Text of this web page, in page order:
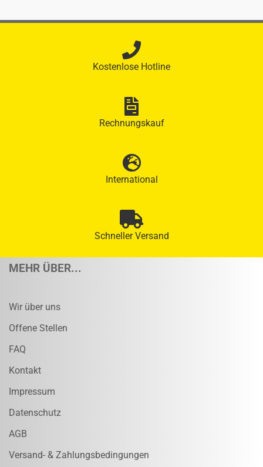
Kostenlose Hotline
Rechnungskauf
International
Schneller Versand
MEHR ÜBER...
Wir über uns
Offene Stellen
FAQ
Kontakt
Impressum
Datenschutz
AGB
Versand- & Zahlungsbedingungen